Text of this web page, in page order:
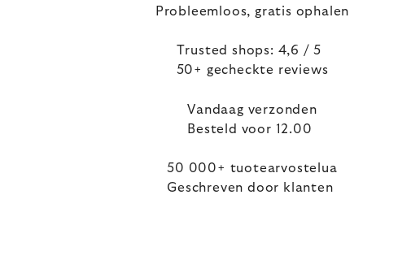
Probleemloos, gratis ophalen
Trusted shops: 4,6 / 5
50+ gecheckte reviews
Vandaag verzonden
Besteld voor 12.00
50 000+ tuotearvostelua
Geschreven door klanten